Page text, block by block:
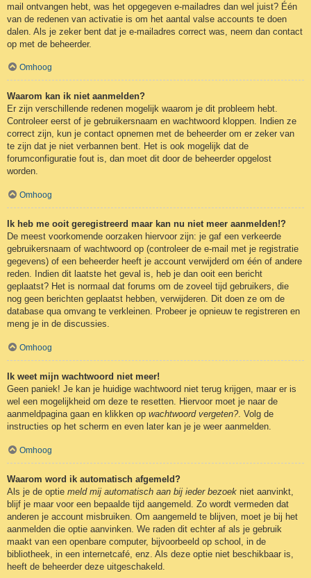
mail ontvangen hebt, was het opgegeven e-mailadres dan wel juist? Één
van de redenen van activatie is om het aantal valse accounts te doen
dalen. Als je zeker bent dat je e-mailadres correct was, neem dan contact
op met de beheerder.
Omhoog
Waarom kan ik niet aanmelden?
Er zijn verschillende redenen mogelijk waarom je dit probleem hebt.
Controleer eerst of je gebruikersnaam en wachtwoord kloppen. Indien ze
correct zijn, kun je contact opnemen met de beheerder om er zeker van
te zijn dat je niet verbannen bent. Het is ook mogelijk dat de
forumconfiguratie fout is, dan moet dit door de beheerder opgelost
worden.
Omhoog
Ik heb me ooit geregistreerd maar kan nu niet meer aanmelden!?
De meest voorkomende oorzaken hiervoor zijn: je gaf een verkeerde
gebruikersnaam of wachtwoord op (controleer de e-mail met je registratie
gegevens) of een beheerder heeft je account verwijderd om één of andere
reden. Indien dit laatste het geval is, heb je dan ooit een bericht
geplaatst? Het is normaal dat forums om de zoveel tijd gebruikers, die
nog geen berichten geplaatst hebben, verwijderen. Dit doen ze om de
database qua omvang te verkleinen. Probeer je opnieuw te registreren en
meng je in de discussies.
Omhoog
Ik weet mijn wachtwoord niet meer!
Geen paniek! Je kan je huidige wachtwoord niet terug krijgen, maar er is
wel een mogelijkheid om deze te resetten. Hiervoor moet je naar de
aanmeldpagina gaan en klikken op wachtwoord vergeten?. Volg de
instructies op het scherm en even later kan je je weer aanmelden.
Omhoog
Waarom word ik automatisch afgemeld?
Als je de optie meld mij automatisch aan bij ieder bezoek niet aanvinkt,
blijf je maar voor een bepaalde tijd aangemeld. Zo wordt vermeden dat
anderen je account misbruiken. Om aangemeld te blijven, moet je bij het
aanmelden die optie aanvinken. We raden dit echter af als je gebruik
maakt van een openbare computer, bijvoorbeeld op school, in de
bibliotheek, in een internetcafé, enz. Als deze optie niet beschikbaar is,
heeft de beheerder deze uitgeschakeld.